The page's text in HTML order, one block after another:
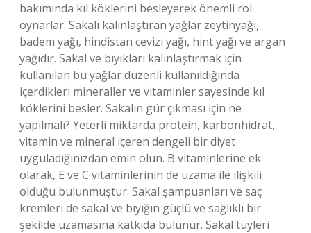
bakımında kıl köklerini besleyerek önemli rol
oynarlar. Sakalı kalınlaştıran yağlar zeytinyağı,
badem yağı, hindistan cevizi yağı, hint yağı ve argan
yağıdır. Sakal ve bıyıkları kalınlaştırmak için
kullanılan bu yağlar düzenli kullanıldığında
içerdikleri mineraller ve vitaminler sayesinde kıl
köklerini besler. Sakalın gür çıkması için ne
yapılmalı? Yeterli miktarda protein, karbonhidrat,
vitamin ve mineral içeren dengeli bir diyet
uyguladığınızdan emin olun. B vitaminlerine ek
olarak, E ve C vitaminlerinin de uzama ile ilişkili
olduğu bulunmuştur. Sakal şampuanları ve saç
kremleri de sakal ve bıyığın güçlü ve sağlıklı bir
şekilde uzamasına katkıda bulunur. Sakal tüyleri